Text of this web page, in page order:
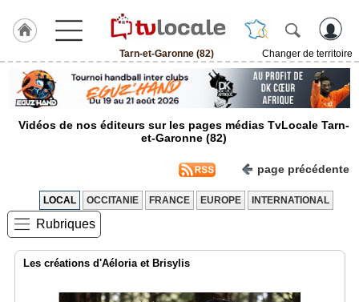
Tarn-et-Garonne (82)
Changer de territoire
J'adhère
Hulcoq
ACCUEIL
TvLocale
France
Accueil
Vidéos de nos éditeurs sur les pages médias TvLocale Tarn-
et-Garonne (82)
page précédente
LOCAL OCCITANIE FRANCE EUROPE INTERNATIONAL
Rubriques
Les créations d'Aéloria et Brisylis